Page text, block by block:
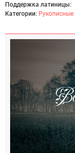
Поддержка латиницы:
Категории: